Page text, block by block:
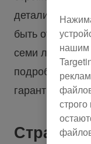
детали, такие
быть
семи лет с
подробной
гарантии у вас
Страны,
нашим